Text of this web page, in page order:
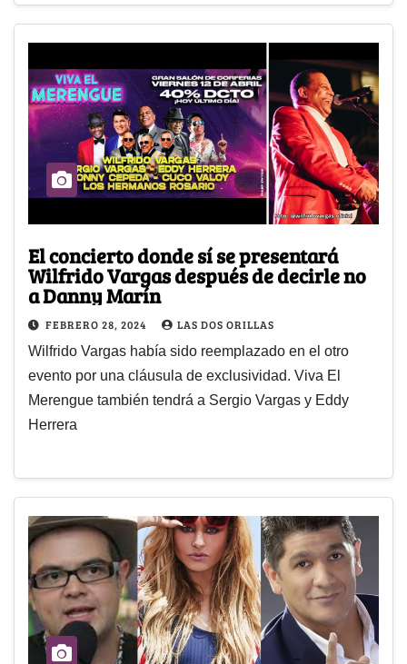
El concierto donde sí se presentará
Wilfrido Vargas después de decirle no
a Danny Marín
FEBRERO 28, 2024 LAS DOS ORILLAS
Wilfrido Vargas había sido reemplazado en el otro
evento por una cláusula de exclusividad. Viva El
Merengue también tendrá a Sergio Vargas y Eddy
Herrera